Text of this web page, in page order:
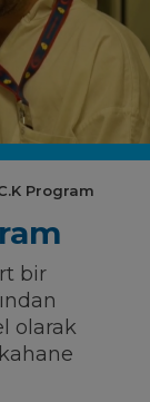
Program
bir
olarak